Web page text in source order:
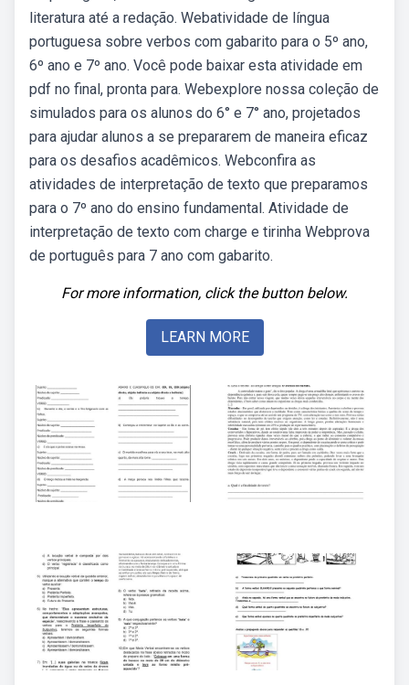
literatura até a redação. Webatividade de língua
portuguesa sobre verbos com gabarito para o 5º ano,
6º ano e 7º ano. Você pode baixar esta atividade em
pdf no final, pronta para. Webexplore nossa coleção de
simulados para os alunos do 6° e 7° ano, projetados
para ajudar alunos a se prepararem de maneira eficaz
para os desafios acadêmicos. Webconfira as
atividades de interpretação de texto que preparamos
para o 7º ano do ensino fundamental. Atividade de
interpretação de texto com charge e tirinha Webprova
de português para 7 ano com gabarito.
For more information, click the button below.
LEARN MORE